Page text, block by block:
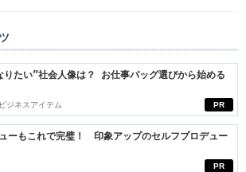
PR
りたい”社会人像は？ お仕事バッグ選びから始める
ジネスアイテム
PR
ーもこれで完璧！ 印象アップのセルフプロデュー